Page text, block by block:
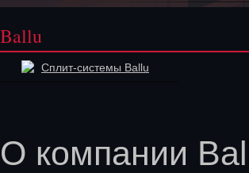
Ballu
Сплит-системы Ballu
О компании